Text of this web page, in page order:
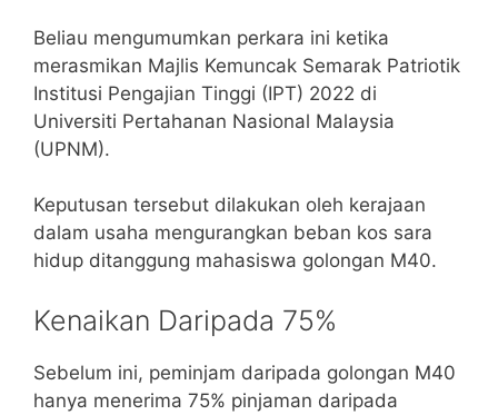
Beliau mengumumkan perkara ini ketika
merasmikan Majlis Kemuncak Semarak Patriotik
Institusi Pengajian Tinggi (IPT) 2022 di
Universiti Pertahanan Nasional Malaysia
(UPNM).
Keputusan tersebut dilakukan oleh kerajaan
dalam usaha mengurangkan beban kos sara
hidup ditanggung mahasiswa golongan M40.
Kenaikan Daripada 75%
Sebelum ini, peminjam daripada golongan M40
hanya menerima 75% pinjaman daripada